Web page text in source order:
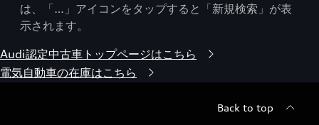
は、「…」アイコンをタップすると「新規検索」が表
示されます。
Audi認定中古車トップページはこちら
電気自動車の在庫はこちら
Back to top